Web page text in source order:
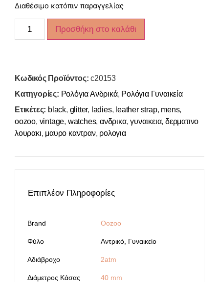
Διαθέσιμο κατόπιν παραγγελίας
Προσθήκη στο καλάθι
Κωδικός Προϊόντος:c20153
Κατηγορίες: Ρολόγια Ανδρικά, Ρολόγια Γυναικεία
Ετικέτες: black, glitter, ladies, leather strap, mens,
oozoo, vintage, watches,ανδρικα,γυναικεια,δερματινο
λουρακι, μαυρο καντραν, ρολογια
Επιπλέον Πληροφορίες
Brand Oozoo
Φύλο Αντρικό, Γυναικείο
Αδιάβροχο 2atm
Διάμετρος Κάσας 40 mm